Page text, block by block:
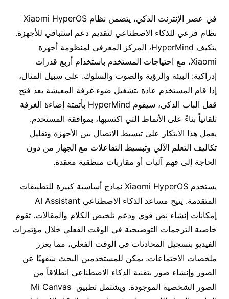
في عصر الإنترنت الذكي، يتضمن نظام Xiaomi HyperOS
نظام فرعي للذكاء الاصطناعي لتقديم دعم استباقي للأجهزة.
يتكيف HyperMind، المركز المعرفي لمنظومة أجهزة
Xiaomi، مع احتياجات المستخدم باستخدام أربع قدرات
إدراكية: البيئة والرؤية والصوت والسلوك. على سبيل المثال،
إذا قام المستخدم عادة بتشغيل ضوء غرفة المعيشة بعد فتح
قفل الباب الذكي، سيقوم HyperMind بأتمتة إضاءة الغرفة
تلقائياً بناءً على الأنماط التي اكتسبها، بموافقة المستخدم.
يعمل هذا الابتكار على تبسيط الاتصال بين الأجهزة وتقليل
تكاليف التعلم الآلي وتبسيط التفاعلات مع الجهاز من دون
الحاجة إلى فهم آليات أو مقاربات منطقية معقدة.
يستخدم Xiaomi HyperOS نماذج أساسية كبيرة للتطبيقات
المتقدمة. يتيح مساعد الذكاء الاصطناعي AI Assistant
إمكانات إنشاء نص قوي ودعم تلخيص الكلام والمقالات. تقوم
خاصية الترجمات التوضيحية في الوقت الفعلي خلال مؤتمرات
الفيديو بتسجيل المحادثات في الوقت الفعلي، مما يعزز
ملخصات الاجتماعات. يمكن للمستخدمين البحث شفهيًا عن
الصور وإنشاء صور بتقنية الذكاء الاصطناعي انطلاقاً من
الصور الشخصية الموجودة. ويشتمل تطبيق Mi Canvas